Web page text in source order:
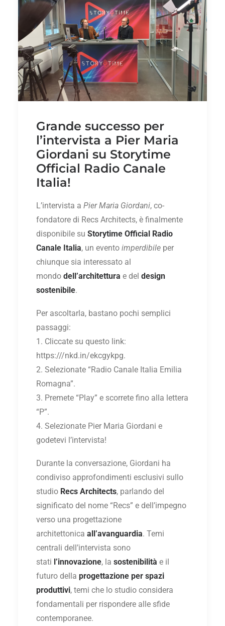
Grande successo per
l’intervista a Pier Maria
Giordani su Storytime
Official Radio Canale
Italia!
L’intervista a Pier Maria Giordani, co-
fondatore di Recs Architects, è finalmente
disponibile su Storytime Official Radio
Canale Italia, un evento imperdibile per
chiunque sia interessato al
mondo dell’architettura e del design
sostenibile.
Per ascoltarla, bastano pochi semplici
passaggi:
1.⁠ ⁠Cliccate su questo link:
https:///nkd.in/ekcgykpg.
2.⁠ ⁠Selezionate “Radio Canale Italia Emilia
Romagna”.
3.⁠ ⁠Premete “Play” e scorrete fino alla lettera
“P”.
4.⁠ ⁠Selezionate Pier Maria Giordani e
godetevi l’intervista!
Durante la conversazione, Giordani ha
condiviso approfondimenti esclusivi sullo
studio Recs Architects, parlando del
significato del nome “Recs” e dell’impegno
verso una progettazione
architettonica all’avanguardia. Temi
centrali dell’intervista sono
stati l’innovazione, la sostenibilità e il
futuro della progettazione per spazi
produttivi, temi che lo studio considera
fondamentali per rispondere alle sfide
contemporanee.